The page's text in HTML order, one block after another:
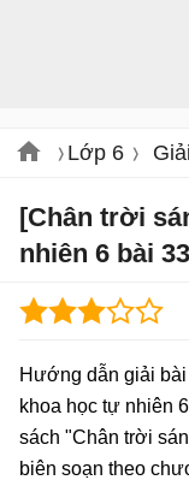
Lớp 6
[Chân trời
nhiên 6 bài
Hướng dẫn giải
khoa học tự nhiên
sách "Chân trời
biên soạn theo